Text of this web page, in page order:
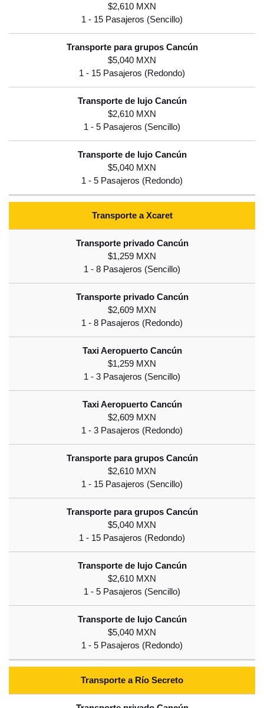
$2,610 MXN
$5,040 MXN
$2,610 MXN
$5,040 MXN
Transporte a Xcaret
$1,259 MXN
$2,609 MXN
$1,259 MXN
$2,609 MXN
$2,610 MXN
$5,040 MXN
$2,610 MXN
$5,040 MXN
Transporte a Río Secreto